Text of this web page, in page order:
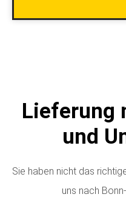
Lieferung
und
Sie haben nicht das
uns nach